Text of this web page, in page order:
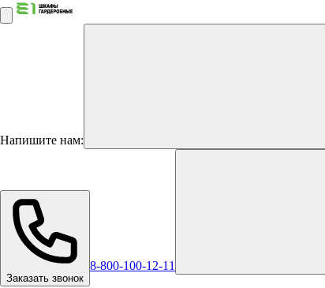
Напишите нам:
Заказать звонок
8-800-100-12-11